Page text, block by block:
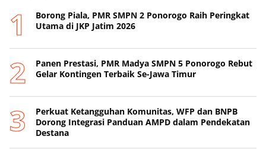
Borong Piala, PMR SMPN 2 Ponorogo Raih Peringkat
Utama di JKP Jatim 2026
Panen Prestasi, PMR Madya SMPN 5 Ponorogo Rebut
Gelar Kontingen Terbaik Se-Jawa Timur
Perkuat Ketangguhan Komunitas, WFP dan BNPB
Dorong Integrasi Panduan AMPD dalam Pendekatan
Destana